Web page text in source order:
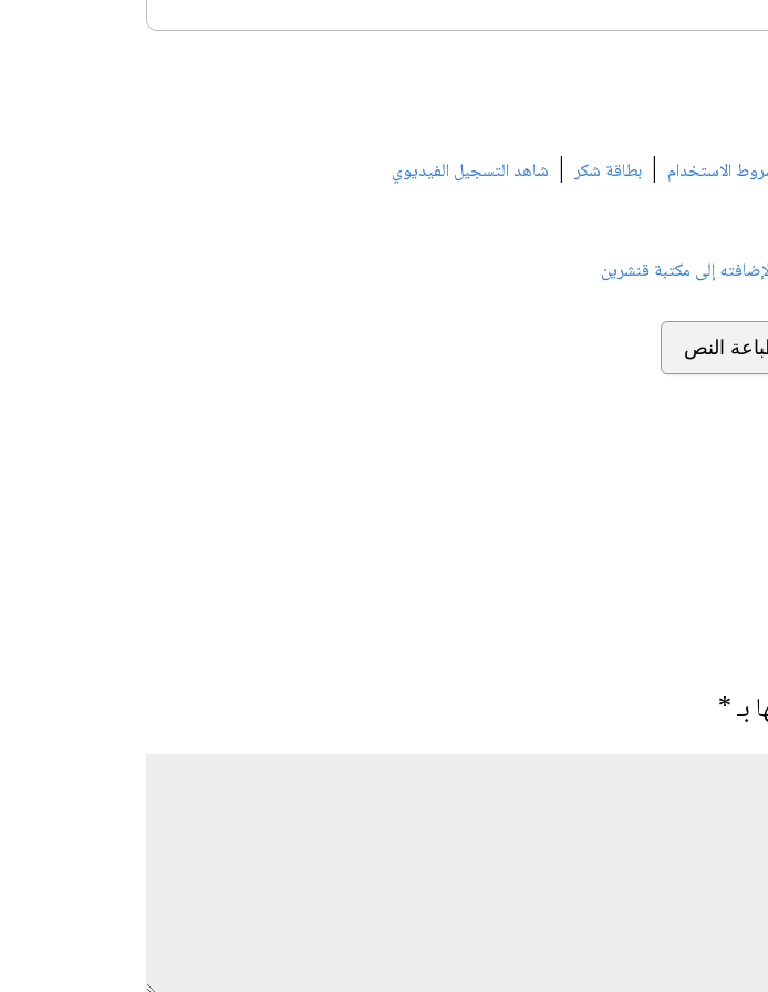
الاستخدام | بطاقة شكر| شاهد التسجيل الفيديوي
إلى مكتبة قنشرين
النص
بـ*